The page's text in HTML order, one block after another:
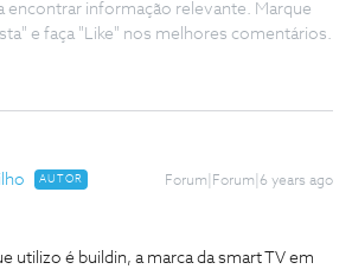
encontrar informação relevante. Marque
e faça "Like" nos melhores comentários.
AUTOR Forum|Forum|6 years ago
utilizo é buildin, a marca da smart TV em